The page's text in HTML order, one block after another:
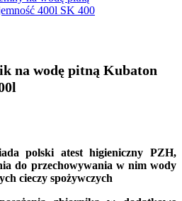
na wodę pitną Kubaton
polski atest higieniczny PZH,
do przechowywania w nim wody
cieczy spożywczych